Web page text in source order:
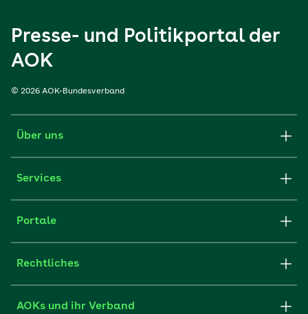
Presse- und Politikportal der
AOK
© 2026 AOK-Bundesverband
Über uns
Services
Portale
Rechtliches
AOKs und ihr Verband